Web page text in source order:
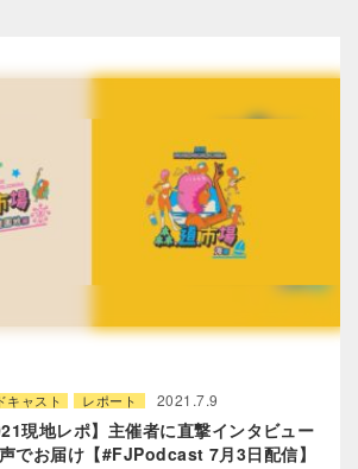
キャスト レポート 2021.7.9
現地レポ】主催者に直撃インタビュー
でお届け【#FJPodcast 7月3日配信】